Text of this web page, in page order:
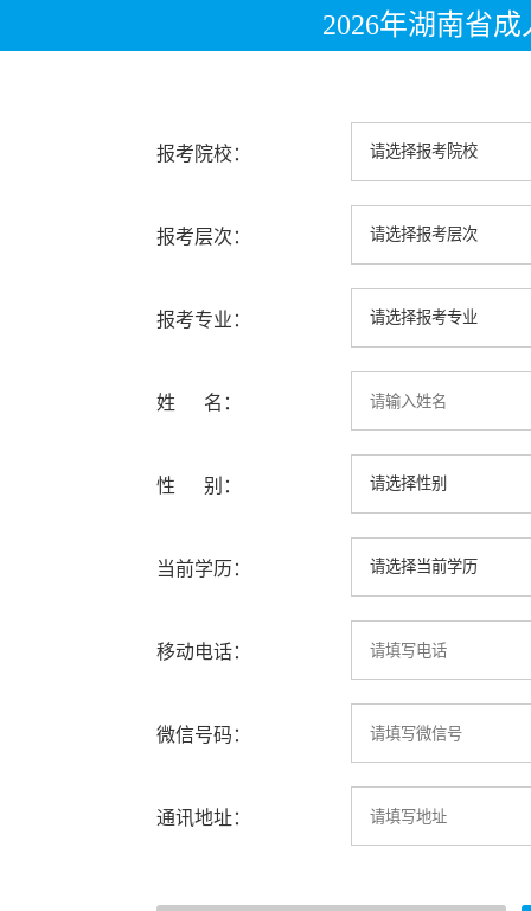
2026年湖南省
报考院校：
报考层次：
报考专业：
姓 名：
性 别：
当前学历：
移动电话：
微信号码：
通讯地址：